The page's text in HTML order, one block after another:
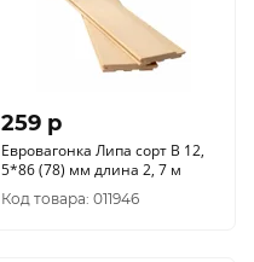
259 p
Евровагонка Липа сорт В 12,
5*86 (78) мм длина 2, 7 м
Код товара: 011946